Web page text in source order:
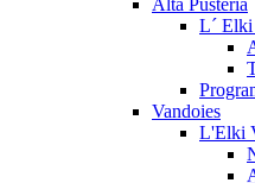
Alta Pusteria
L´ Elki
Vandoies
L'Elki